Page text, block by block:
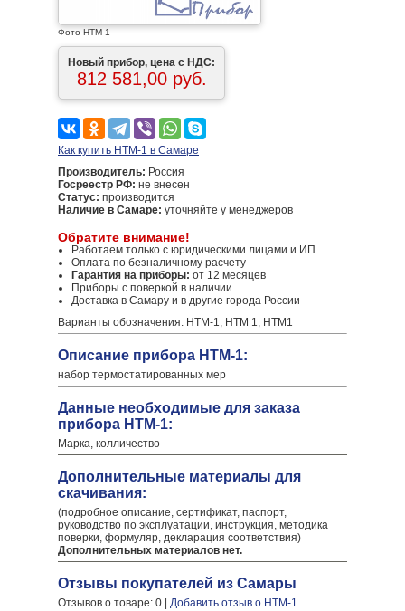
Фото НТМ-1
Новый прибор, цена с НДС:
812 581,00 руб.
Как купить НТМ-1 в Самаре
Производитель: Россия
Госреестр РФ: не внесен
Статус: производится
Наличие в Самаре: уточняйте у менеджеров
Обратите внимание!
Работаем только с юридическими лицами и ИП
Оплата по безналичному расчету
Гарантия на приборы: от 12 месяцев
Приборы с поверкой в наличии
Доставка в Самару и в другие города России
Варианты обозначения: НТМ-1, НТМ 1, НТМ1
Описание прибора НТМ-1:
набор термостатированных мер
Данные необходимые для заказа
прибора НТМ-1:
Марка, колличество
Дополнительные материалы для
скачивания:
(подробное описание, сертификат, паспорт,
руководство по эксплуатации, инструкция, методика
поверки, формуляр, декларация соответствия)
Дополнительных материалов нет.
Отзывы покупателей из Самары
Отзывов о товаре: 0 | Добавить отзыв о НТМ-1